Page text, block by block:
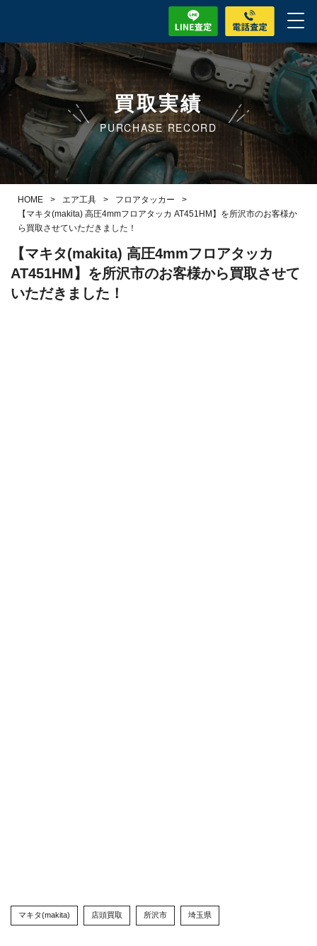
買取実績
PURCHASE RECORD
HOME > エア工具 > フロアタッカー
>
【マキタ(makita) 高圧4mmフロアタッカ AT451HM】を所沢市のお客様か
ら買取させていただきました！
【マキタ(makita) 高圧4mmフロアタッカ
AT451HM】を所沢市のお客様から買取させて
いただきました！
マキタ(makita) 店頭買取 所沢市 埼玉県